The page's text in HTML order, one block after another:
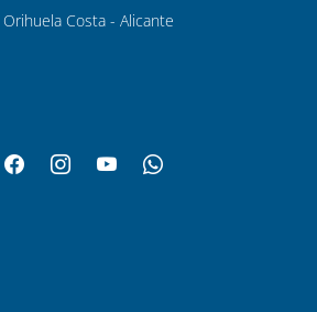
Costa - Alicante